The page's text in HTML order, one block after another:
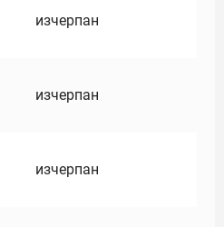
изчерпан
изчерпан
изчерпан